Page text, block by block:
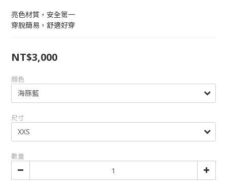
亮色材質，安全第一
穿脫簡易，舒適好穿
NT$3,000
顏色
尺寸
數量